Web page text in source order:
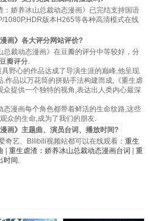
娇养冰山总裁动态漫画》已完结支持国语
1080P,HDR版本H265等各种高清模式在线
画》各大评分网站评价?
裁动态漫画》在豆瓣的评分中等较好，分
豆瓣评分.
野心的作品达成了导演生涯的巅峰,他呈现
作品以万花筒的拼贴手法构建而成,《重生虐
提供一个独特的视角,表达出人类内心最深
漫画每个角色都带着鲜活的生命纹路,这些
众的生命,成为了我们的朋友.
画》主题曲、演员台词、播放时间?
奇艺、Bilibili视频站都可以在线观看： 重生
重生虐渣：娇养冰山总裁动态漫画台词
重
时间 .